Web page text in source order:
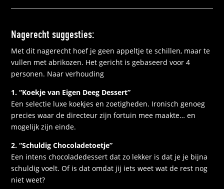
Nagerecht suggesties:
Met dit nagerecht hoef je geen appeltje te schillen, maar te
vullen met abrikozen. Het gericht is gebaseerd voor 4
personen. Naar verhouding
1. “Koekje van Eigen Deeg Dessert”
Een selectie luxe koekjes en zoetigheden. Ironisch genoeg
precies waar de directeur zijn fortuin mee maakte… en
mogelijk zijn einde.
2. “Schuldig Chocoladetoetje”
Een intens chocoladedessert dat zo lekker is dat je je bijna
schuldig voelt. Of is dat omdat jij iets weet wat de rest nog
niet weet?